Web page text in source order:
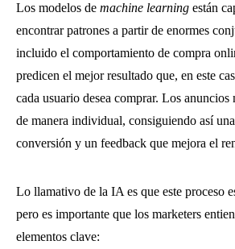
Los modelos de machine learning están
encontrar patrones a partir de enormes
incluido el comportamiento de compra
predicen el mejor resultado que, en este
cada usuario desea comprar. Los anuncios
de manera individual, consiguiendo así
conversión y un feedback que mejora el
Lo llamativo de la IA es que este proceso
pero es importante que los marketers
elementos clave: